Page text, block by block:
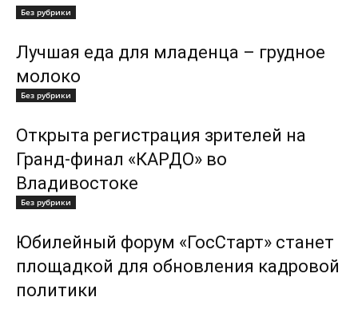
Без рубрики
Лучшая еда для младенца – грудное
молоко
Без рубрики
Открыта регистрация зрителей на
Гранд-финал «КАРДО» во
Владивостоке
Без рубрики
Юбилейный форум «ГосСтарт» станет
площадкой для обновления кадровой
политики